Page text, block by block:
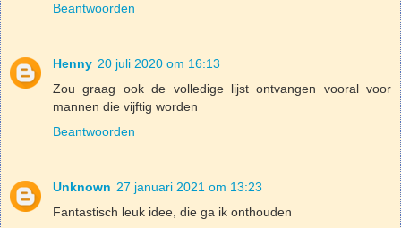
Beantwoorden
Henny 20 juli 2020 om 16:13
Zou graag ook de volledige lijst ontvangen vooral voor
mannen die vijftig worden
Beantwoorden
Unknown 27 januari 2021 om 13:23
Fantastisch leuk idee, die ga ik onthouden